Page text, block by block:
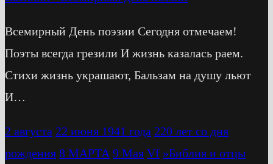
Всемирный День поэзии Сегодня отмечаем!
Поэты всегда грезили И жизнь казалась раем.
Стихи жизнь украшают, Бальзам на душу льют
И…
2 августа 22 июня 1941 года 220 лет со дня
рождения 8 МАРТА 9 Мая Vf »Библия и отцы